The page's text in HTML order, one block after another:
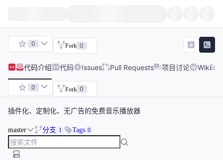
0 Fork 0
代码介绍 代码 Issues Pull Requests 项目讨论 Wiki
0 Fork 0
插件化、定制化、无广告的免费音乐播放器
master 分支 1 Tags 0